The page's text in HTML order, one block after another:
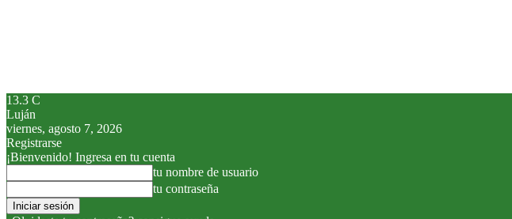
13.3 C
Luján
viernes, agosto 7, 2026
Registrarse
¡Bienvenido! Ingresa en tu cuenta
tu nombre de usuario
tu contraseña